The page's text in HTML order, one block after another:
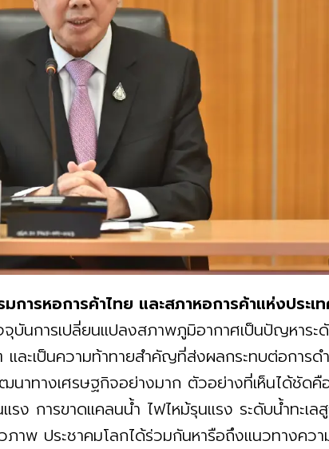
ารหอการค้าไทย และสภาหอการค้าแห่งประเ
บันการเปลี่ยนแปลงสภาพภูมิอากาศเป็นปัญหาระ
และเป็นความท้าทายสำคัญที่ส่งผลกระทบต่อการด
าทางเศรษฐกิจอย่างมาก ตัวอย่างที่เห็นได้ชัดคื
ง การขาดแคลนนํ้า ไฟไหม้รุนแรง ระดับนํ้าทะเล
าพ ประชาคมโลกได้ร่วมกันหารือถึงแนวทางคว